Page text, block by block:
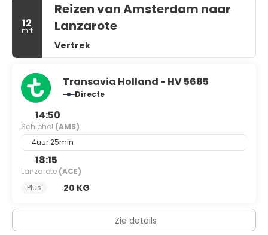
12
mrt
Reizen van Amsterdam naar
Lanzarote
Vertrek
Transavia Holland - HV 5685
Directe
14:50
Schiphol (AMS)
4uur 25min
18:15
Lanzarote (ACE)
Plus
20 KG
Zie details